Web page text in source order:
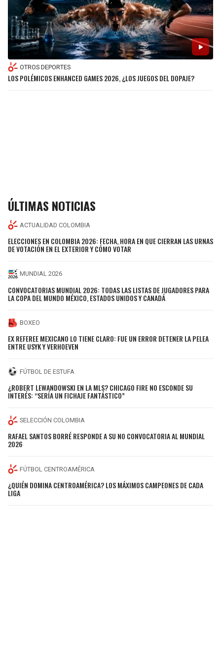
OTROS DEPORTES
LOS POLÉMICOS ENHANCED GAMES 2026, ¿LOS JUEGOS DEL DOPAJE?
ÚLTIMAS NOTICIAS
ACTUALIDAD COLOMBIA
ELECCIONES EN COLOMBIA 2026: FECHA, HORA EN QUE CIERRAN LAS URNAS
DE VOTACIÓN EN EL EXTERIOR Y CÓMO VOTAR
MUNDIAL 2026
CONVOCATORIAS MUNDIAL 2026: TODAS LAS LISTAS DE JUGADORES PARA
LA COPA DEL MUNDO MÉXICO, ESTADOS UNIDOS Y CANADÁ
BOXEO
EX REFEREE MEXICANO LO TIENE CLARO: FUE UN ERROR DETENER LA PELEA
ENTRE USYK Y VERHOEVEN
FÚTBOL DE ESTUFA
¿ROBERT LEWANDOWSKI EN LA MLS? CHICAGO FIRE NO ESCONDE SU
INTERÉS: “SERÍA UN FICHAJE FANTÁSTICO”
SELECCIÓN COLOMBIA
RAFAEL SANTOS BORRÉ RESPONDE A SU NO CONVOCATORIA AL MUNDIAL
2026
FÚTBOL CENTROAMÉRICA
¿QUIÉN DOMINA CENTROAMÉRICA? LOS MÁXIMOS CAMPEONES DE CADA
LIGA